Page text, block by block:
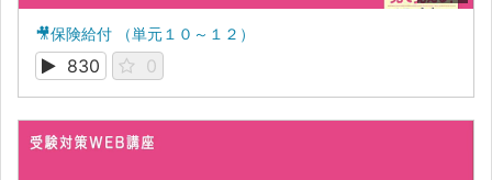
🎥保険給付 （単元１０～１２）
830 0